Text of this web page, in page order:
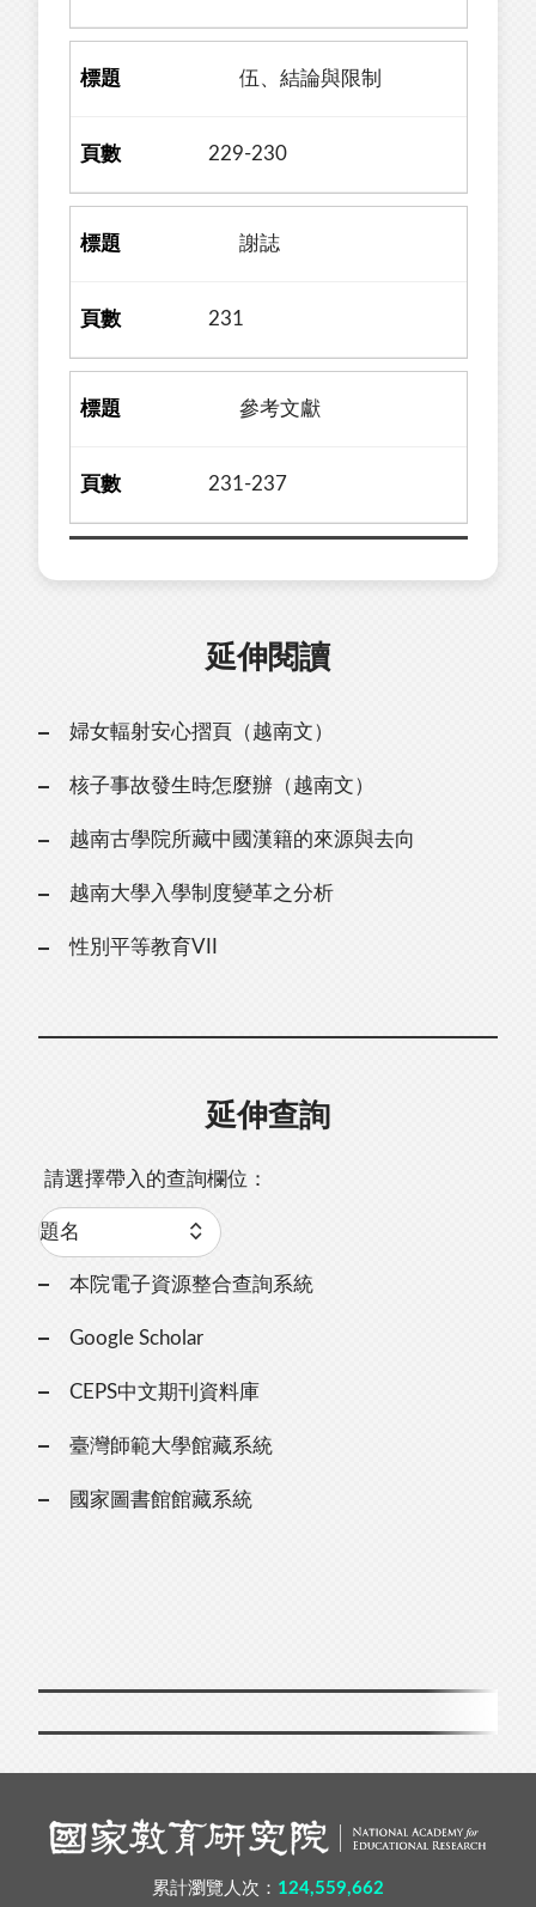
伍、結論與限制
229-230
謝誌
231
參考文獻
231-237
延伸閱讀
婦女輻射安心摺頁（越南文）
核子事故發生時怎麼辦（越南文）
越南古學院所藏中國漢籍的來源與去向
越南大學入學制度變革之分析
性別平等教育VII
延伸查詢
請選擇帶入的查詢欄位：
本院電子資源整合查詢系統
Google Scholar
CEPS中文期刊資料庫
臺灣師範大學館藏系統
國家圖書館館藏系統
累計瀏覽人次： 124,559,662